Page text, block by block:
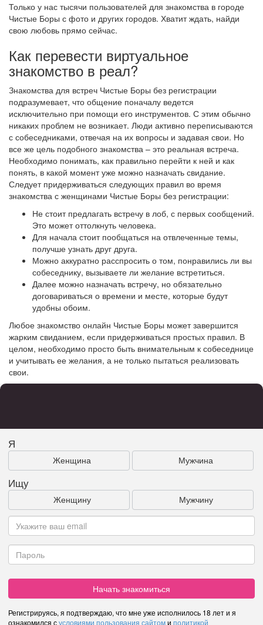
Только у нас тысячи пользователей для знакомства в городе
Чистые Боры с фото и других городов. Хватит ждать, найди
свою любовь прямо сейчас.
Как перевести виртуальное
знакомство в реал?
Знакомства для встреч Чистые Боры без регистрации
подразумевает, что общение поначалу ведется
исключительно при помощи его инструментов. С этим обычно
никаких проблем не возникает. Люди активно переписываются
с собеседниками, отвечая на их вопросы и задавая свои. Но
все же цель подобного знакомства – это реальная встреча.
Необходимо понимать, как правильно перейти к ней и как
понять, в какой момент уже можно назначать свидание.
Следует придерживаться следующих правил во время
знакомства с женщинами Чистые Боры без регистрации:
Не стоит предлагать встречу в лоб, с первых сообщений.
Это может оттолкнуть человека.
Для начала стоит пообщаться на отвлеченные темы,
получше узнать друг друга.
Можно аккуратно расспросить о том, понравились ли вы
собеседнику, вызываете ли желание встретиться.
Далее можно назначать встречу, но обязательно
договариваться о времени и месте, которые будут
удобны обоим.
Любое знакомство онлайн Чистые Боры может завершится
жарким свиданием, если придерживаться простых правил. В
целом, необходимо просто быть внимательным к собеседнице
и учитывать ее желания, а не только пытаться реализовать
свои.
Я
Женщина Мужчина
Ищу
Женщину Мужчину
Начать знакомиться
Регистрируясь, я подтверждаю, что мне уже исполнилось 18 лет и я
ознакомился сусловиями пользования сайтоми политикой